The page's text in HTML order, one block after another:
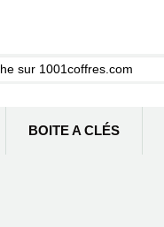
BOITE A CLÉS